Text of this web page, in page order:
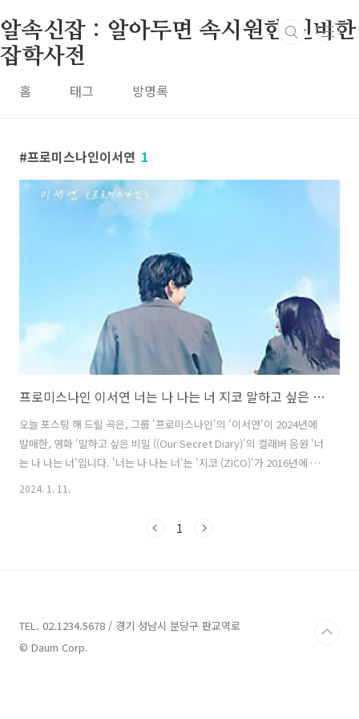
알속신잡 : 알아두면 속시원한 신비한
잡학사전
홈 태그 방명록
프로미스나인이서연 1
프로미스나인 이서연 너는 나 나는 너 지코 말하고 싶은 비밀 OST 가사 노래 뮤비 곡정보
오늘 포스팅 해 드릴 곡은, 그룹 '프로미스나인'의 '이서연'이 2024년에
발매한, 영화 '말하고 싶은 비밀 ((Our Secret Diary)'의 컬래버 음원 '너
는 나 나는 너'입니다. '너는 나 나는 너'는 '지코 (ZICO)'가 2016년에 발
매한 싱글로 '지코 (ZICO)'가 작사하고 '지코 (ZICO)', 'PEEJAY'가 작곡
다. '지코 (ZICO)'가 가지고 있던 트렌디한 힙합 특유의 그루브함은 그대
2024. 1. 11.
1
TEL. 02.1234.5678 / 경기 성남시 분당구 판교역로
© Daum Corp.